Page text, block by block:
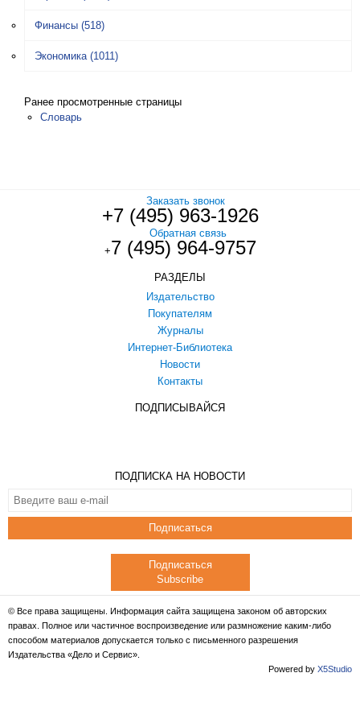
Финансы (518)
Экономика (1011)
Ранее просмотренные страницы
Словарь
Заказать звонок
+7 (495) 963-1926
Обратная связь
+7 (495) 964-9757
РАЗДЕЛЫ
Издательство
Покупателям
Журналы
Интернет-Библиотека
Новости
Контакты
ПОДПИСЫВАЙСЯ
ПОДПИСКА НА НОВОСТИ
Подписаться
Подписаться
Subscribe
© Все права защищены. Информация сайта защищена законом об авторских
правах. Полное или частичное воспроизведение или размножение каким-либо
способом материалов допускается только с письменного разрешения
Издательства «Дело и Сервис».
Powered by X5Studio